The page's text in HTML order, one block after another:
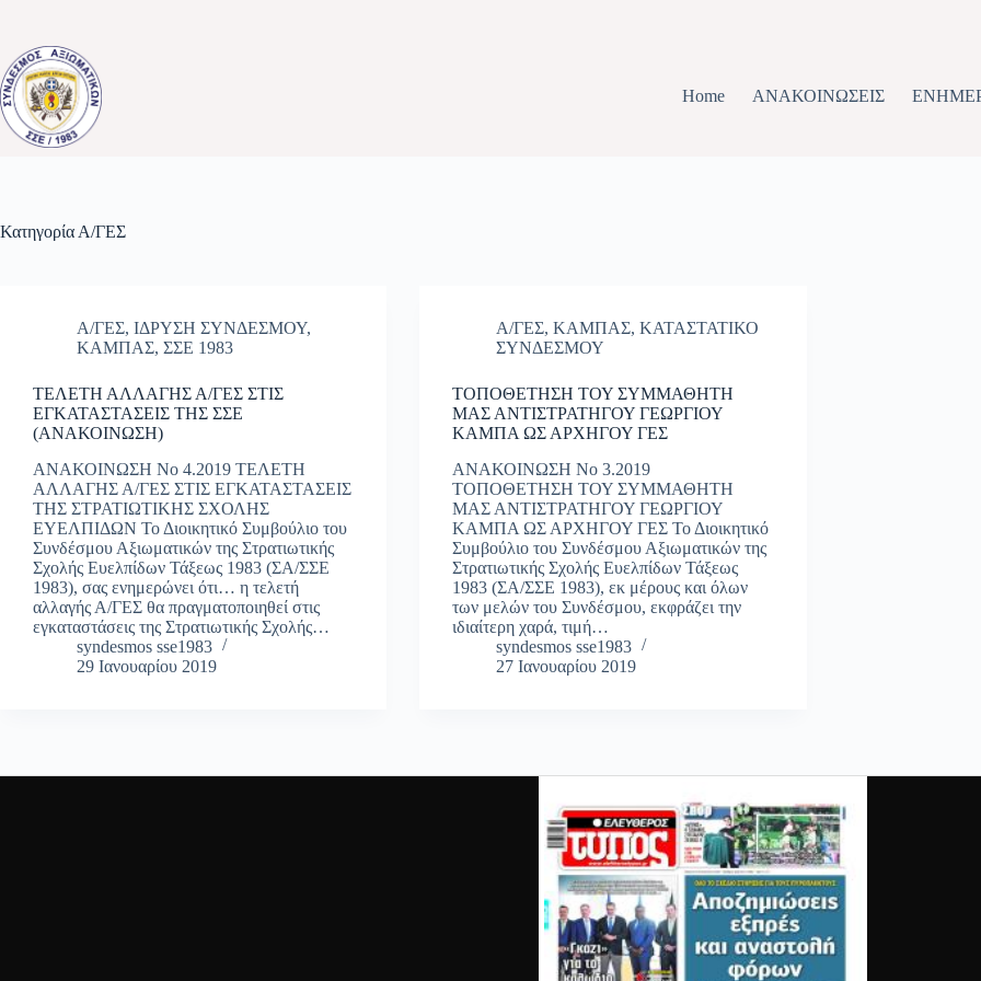
περιεχόμενο
Home ΑΝΑΚΟΙΝΩΣΕΙΣ
Κατηγορία Α/ΓΕΣ
Α/ΓΕΣ, ΙΔΡΥΣΗ ΣΥΝΔΕΣΜΟΥ,
ΚΑΜΠΑΣ, ΣΣΕ 1983
ΤΕΛΕΤΗ ΑΛΛΑΓΗΣ Α/ΓΕΣ ΣΤΙΣ
ΕΓΚΑΤΑΣΤΑΣΕΙΣ ΤΗΣ ΣΣΕ
(ΑΝΑΚΟΙΝΩΣΗ)
ΑΝΑΚΟΙΝΩΣΗ Νο 4.2019 ΤΕΛΕΤΗ
ΑΛΛΑΓΗΣ Α/ΓΕΣ ΣΤΙΣ ΕΓΚΑΤΑΣΤΑΣΕΙΣ
ΤΗΣ ΣΤΡΑΤΙΩΤΙΚΗΣ ΣΧΟΛΗΣ
ΕΥΕΛΠΙΔΩΝ Το Διοικητικό Συμβούλιο του
Συνδέσμου Αξιωματικών της Στρατιωτικής
Σχολής Ευελπίδων Τάξεως 1983 (ΣΑ/ΣΣΕ
1983), σας ενημερώνει ότι… η τελετή
αλλαγής Α/ΓΕΣ θα πραγματοποιηθεί στις
εγκαταστάσεις της Στρατιωτικής Σχολής…
syndesmos sse1983
29 Ιανουαρίου 2019
Α/ΓΕΣ,ΚΑΜΠΑΣ,ΚΑΤΑΣΤΑΤΙΚΟ
ΣΥΝΔΕΣΜΟΥ
ΤΟΠΟΘΕΤΗΣΗ ΤΟΥ ΣΥΜΜΑΘΗΤΗ
ΜΑΣ ΑΝΤΙΣΤΡΑΤΗΓΟΥ ΓΕΩΡΓΙΟΥ
ΚΑΜΠΑ ΩΣ ΑΡΧΗΓΟΥ ΓΕΣ
ΑΝΑΚΟΙΝΩΣΗ Νο 3.2019
ΤΟΠΟΘΕΤΗΣΗ ΤΟΥ ΣΥΜΜΑΘΗΤΗ
ΜΑΣ ΑΝΤΙΣΤΡΑΤΗΓΟΥ ΓΕΩΡΓΙΟΥ
ΚΑΜΠΑ ΩΣ ΑΡΧΗΓΟΥ ΓΕΣ Το Διοικητικό
Συμβούλιο του Συνδέσμου Αξιωματικών της
Στρατιωτικής Σχολής Ευελπίδων Τάξεως
1983 (ΣΑ/ΣΣΕ 1983), εκ μέρους και όλων
των μελών του Συνδέσμου, εκφράζει την
ιδιαίτερη χαρά, τιμή…
syndesmos sse1983
27 Ιανουαρίου 2019